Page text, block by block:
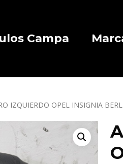
Campa
IZQUIERDO OPEL INSIGNIA